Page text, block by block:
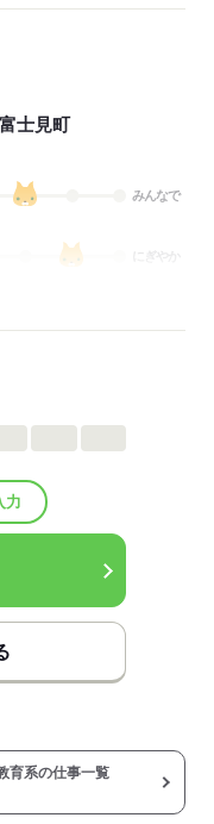
士見町
みんなで
にぎやか
り）
力
育系の仕事一覧